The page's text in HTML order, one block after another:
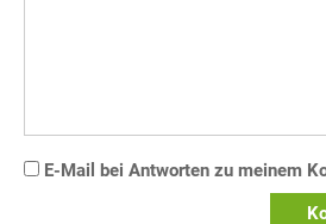
E-Mail bei Antworten zu meinem